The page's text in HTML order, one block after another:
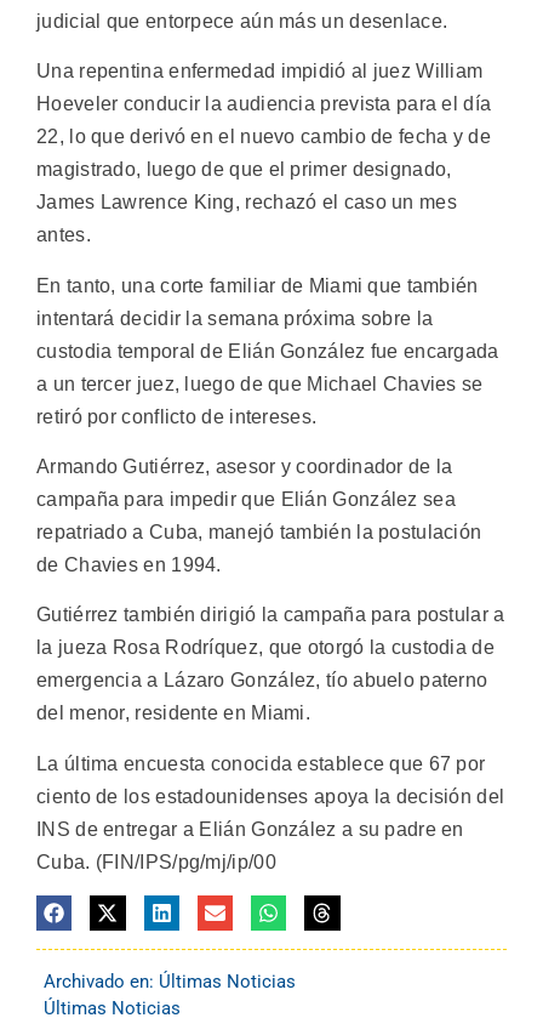
judicial que entorpece aún más un desenlace.
Una repentina enfermedad impidió al juez William
Hoeveler conducir la audiencia prevista para el día
22, lo que derivó en el nuevo cambio de fecha y de
magistrado, luego de que el primer designado,
James Lawrence King, rechazó el caso un mes
antes.
En tanto, una corte familiar de Miami que también
intentará decidir la semana próxima sobre la
custodia temporal de Elián González fue encargada
a un tercer juez, luego de que Michael Chavies se
retiró por conflicto de intereses.
Armando Gutiérrez, asesor y coordinador de la
campaña para impedir que Elián González sea
repatriado a Cuba, manejó también la postulación
de Chavies en 1994.
Gutiérrez también dirigió la campaña para postular a
la jueza Rosa Rodríquez, que otorgó la custodia de
emergencia a Lázaro González, tío abuelo paterno
del menor, residente en Miami.
La última encuesta conocida establece que 67 por
ciento de los estadounidenses apoya la decisión del
INS de entregar a Elián González a su padre en
Cuba. (FIN/IPS/pg/mj/ip/00
Archivado en: Últimas Noticias
Últimas Noticias